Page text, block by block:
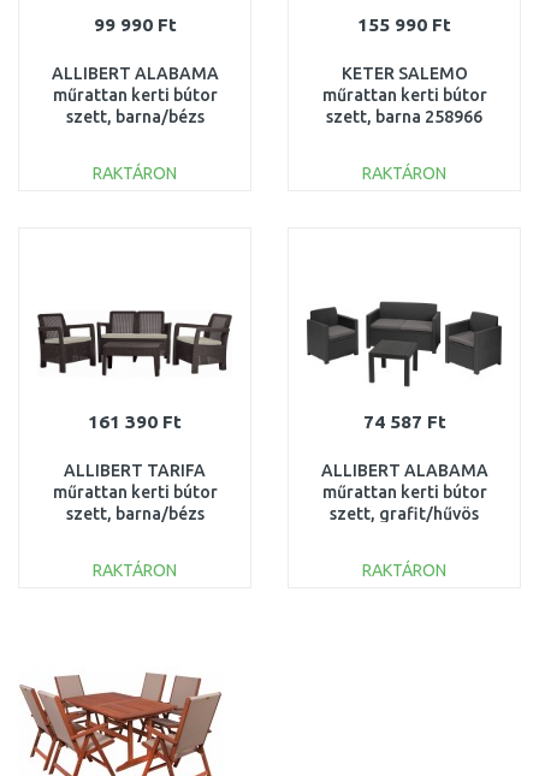
99 990 Ft
ALLIBERT ALABAMA
műrattan kerti bútor
szett, barna/bézs
RAKTÁRON
155 990 Ft
KETER SALEMO
műrattan kerti bútor
szett, barna 258966
RAKTÁRON
161 390 Ft
ALLIBERT TARIFA
műrattan kerti bútor
szett, barna/bézs
RAKTÁRON
74 587 Ft
ALLIBERT ALABAMA
műrattan kerti bútor
szett, grafit/hűvös
(17199240) SÉRÜLT
RAKTÁRON